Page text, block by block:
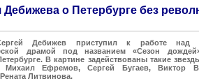
о Петербурге без
Дебижев приступил к работе над
драмой под названием «Сезон
В картине задействованы такие
Михаил Ефремов, Сергей Бугаев, Виктор
Литвинова.